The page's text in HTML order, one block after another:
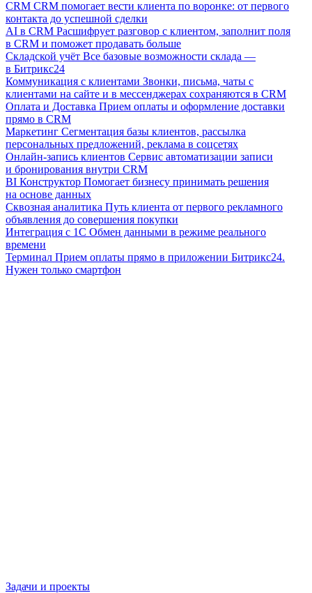
CRM CRM помогает вести клиента по воронке: от первого
контакта до успешной сделки
AI в CRM Расшифрует разговор с клиентом, заполнит поля
в CRM и поможет продавать больше
Складской учёт Все базовые возможности склада —
в Битрикс24
Коммуникация с клиентами Звонки, письма, чаты с
клиентами на сайте и в мессенджерах сохраняются в CRM
Оплата и Доставка Прием оплаты и оформление доставки
прямо в CRM
Маркетинг Сегментация базы клиентов, рассылка
персональных предложений, реклама в соцсетях
Онлайн-запись клиентов Сервис автоматизации записи
и бронирования внутри CRM
BI Конструктор Помогает бизнесу принимать решения
на основе данных
Сквозная аналитика Путь клиента от первого рекламного
объявления до совершения покупки
Интеграция с 1С Обмен данными в режиме реального
времени
Терминал Прием оплаты прямо в приложении Битрикс24.
Нужен только смартфон
Задачи и проекты